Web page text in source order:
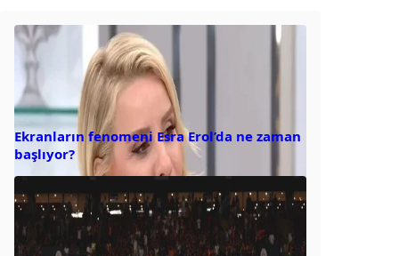
Ekranların fenomeni Esra Erol’da ne zaman
başlıyor?